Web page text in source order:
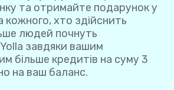
та отримайте подарунок у
кожного, хто здійснить
людей почнуть
завдяки вашим
більше кредитів на суму 3
на ваш баланс.